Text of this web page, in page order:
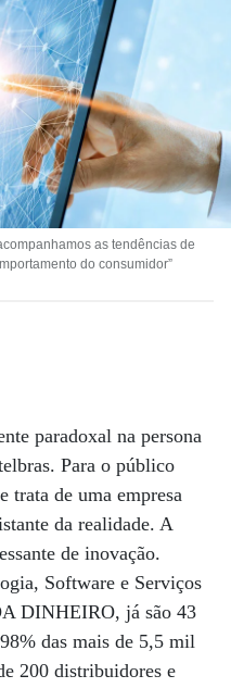
as tendências de
do consumidor”
paradoxal na persona
Para o público
trata de uma empresa
da realidade. A
de inovação.
Software e Serviços
DINHEIRO, já são 43
das mais de 5,5 mil
200 distribuidores e